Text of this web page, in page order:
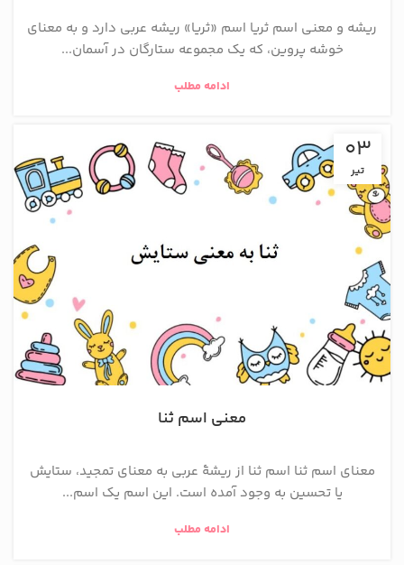
ریشه و معنی اسم ثریا اسم «ثریا» ریشه عربی دارد و به معنای
خوشه پروین، که یک مجموعه ستارگان در آسمان...
ادامه مطلب
03
تیر
معنی اسم ثنا
معنای اسم ثنا اسم ثنا از ریشهٔ عربی به معنای تمجید، ستایش
یا تحسین به وجود آمده است. این اسم یک اسم...
ادامه مطلب